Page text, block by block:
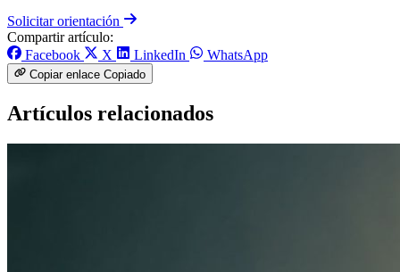
Solicitar orientación
Compartir artículo:
Facebook
X LinkedIn WhatsApp
Copiar enlace Copiado
Artículos relacionados